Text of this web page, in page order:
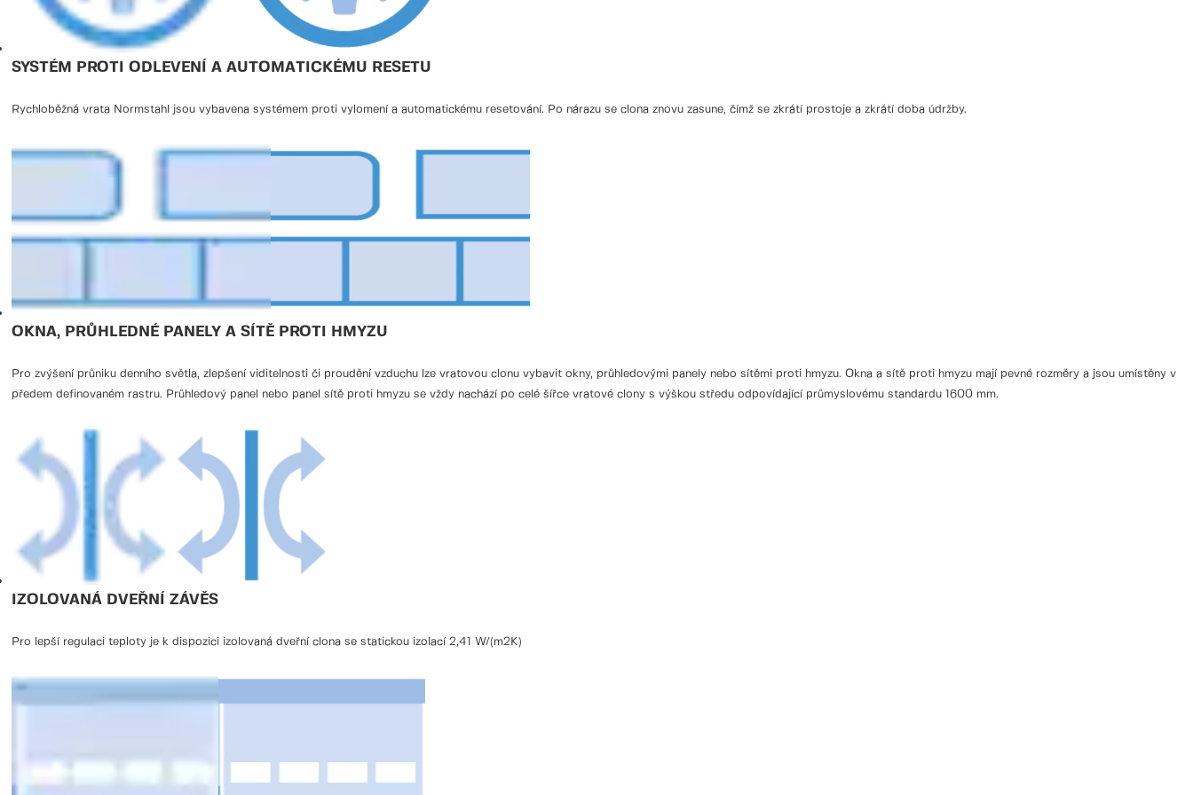
SYSTÉM PROTI ODLEVENÍ A AUTOMATICKÉMU RESETU
Rychloběžná vrata Normstahl jsou vybavena systémem proti vylomení a automatickému resetování. Po nárazu se clona znovu zasune, čímž se zkrátí prostoje a zkrátí doba údržby.
OKNA, PRŮHLEDNÉ PANELY A SÍTĚ PROTI HMYZU
Pro zvýšení průniku denního světla, zlepšení viditelnosti či proudění vzduchu lze vratovou clonu vybavit okny, průhledovými panely nebo sítěmi proti hmyzu. Okna a sítě proti hmyzu mají pevné rozměry a jsou umístěny v
předem definovaném rastru. Průhledový panel nebo panel sítě proti hmyzu se vždy nachází po celé šířce vratové clony s výškou středu odpovídající průmyslovému standardu 1600 mm.
IZOLOVANÁ DVEŘNÍ ZÁVĚS
Pro lepší regulaci teploty je k dispozici izolovaná dveřní clona se statickou izolací 2,41 W/(m2K)